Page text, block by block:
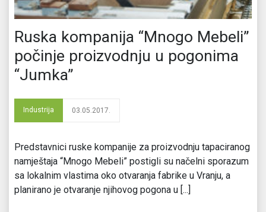
Ruska kompanija “Mnogo Mebeli”
počinje proizvodnju u pogonima
“Jumka”
Industrija 03.05.2017.
Predstavnici ruske kompanije za proizvodnju tapaciranog
namještaja “Mnogo Mebeli” postigli su načelni sporazum
sa lokalnim vlastima oko otvaranja fabrike u Vranju, a
planirano je otvaranje njihovog pogona u [...]